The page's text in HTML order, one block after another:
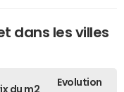
dans les villes
du m2
Evolution